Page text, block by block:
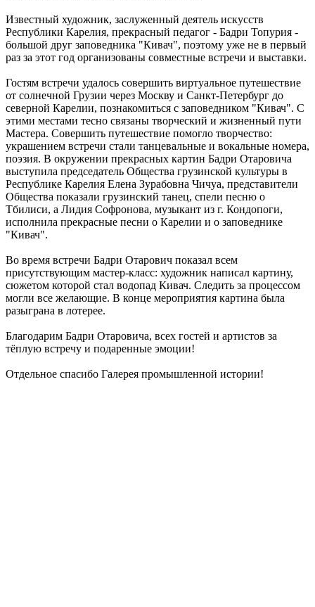
Известный художник, заслуженный деятель искусств
Республики Карелия, прекрасный педагог - Бадри Топурия -
большой друг заповедника "Кивач", поэтому уже не в первый
раз за этот год организованы совместные встречи и выставки.
Гостям встречи удалось совершить виртуальное путешествие
от солнечной Грузии через Москву и Санкт-Петербург до
северной Карелии, познакомиться с заповедником "Кивач". С
этими местами тесно связаны творческий и жизненный пути
Мастера. Совершить путешествие помогло творчество:
украшением встречи стали танцевальные и вокальные номера,
поэзия. В окружении прекрасных картин Бадри Отаровича
выступила председатель Общества грузинской культуры в
Республике Карелия Елена Зурабовна Чичуа, представители
Общества показали грузинский танец, спели песню о
Тбилиси, а Лидия Софронова, музыкант из г. Кондопоги,
исполнила прекрасные песни о Карелии и о заповеднике
"Кивач".
Во время встречи Бадри Отарович показал всем
присутствующим мастер-класс: художник написал картину,
сюжетом которой стал водопад Кивач. Следить за процессом
могли все желающие. В конце мероприятия картина была
разыграна в лотерее.
Благодарим Бадри Отаровича, всех гостей и артистов за
тёплую встречу и подаренные эмоции!
Отдельное спасибо Галерея промышленной истории!